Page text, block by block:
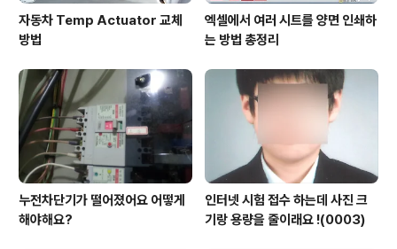
자동차 Temp Actuator 교체
방법
엑셀에서 여러 시트를 양면 인쇄하
는 방법 총정리
누전차단기가 떨어졌어요 어떻게
해야해요?
인터넷 시험 접수 하는데 사진 크
기랑 용량을 줄이래요 !(0003)